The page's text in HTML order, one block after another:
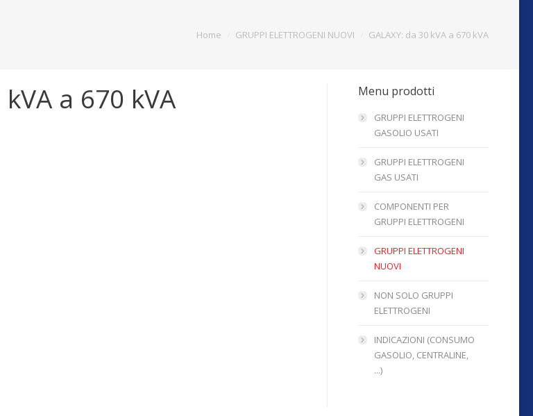
Home GRUPPI ELETTROGENI NUOVI GALAXY: da 30 kVA a 670 kVA
a 670 kVA
kVA
kVA
kVA
kVA
200 kVA
kVA
kVA
a 630 kVA
Menu prodotti
GRUPPI ELETTROGENI
GASOLIO USATI
GRUPPI ELETTROGENI
GAS USATI
COMPONENTI PER
GRUPPI ELETTROGENI
GRUPPI ELETTROGENI
NUOVI
NON SOLO GRUPPI
ELETTROGENI
INDICAZIONI (CONSUMO
GASOLIO, CENTRALINE,
...)